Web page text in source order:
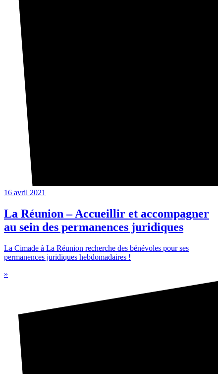
16 avril 2021
La Réunion – Accueillir et accompagner
au sein des permanences juridiques
La Cimade à La Réunion recherche des bénévoles pour ses
permanences juridiques hebdomadaires !
»